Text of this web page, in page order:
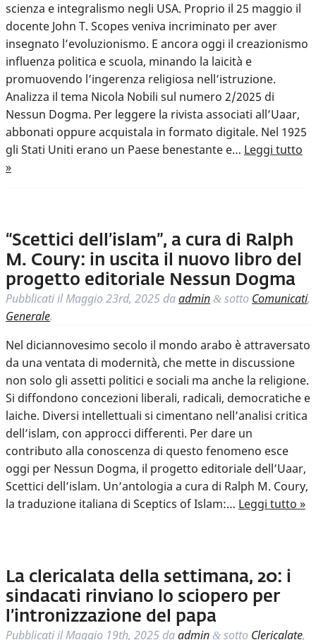
scienza e integralismo negli USA. Proprio il 25 maggio il
docente John T. Scopes veniva incriminato per aver
insegnato l’evoluzionismo. E ancora oggi il creazionismo
influenza politica e scuola, minando la laicità e
promuovendo l’ingerenza religiosa nell’istruzione.
Analizza il tema Nicola Nobili sul numero 2/2025 di
Nessun Dogma. Per leggere la rivista associati all’Uaar,
abbonati oppure acquistala in formato digitale. Nel 1925
gli Stati Uniti erano un Paese benestante e… Leggi tutto
»
“Scettici dell’islam”, a cura di Ralph
M. Coury: in uscita il nuovo libro del
progetto editoriale Nessun Dogma
Pubblicati ilMaggio 23rd, 2025 daadmin & sotto Comunicati,
Generale.
Nel diciannovesimo secolo il mondo arabo è attraversato
da una ventata di modernità, che mette in discussione
non solo gli assetti politici e sociali ma anche la religione.
Si diffondono concezioni liberali, radicali, democratiche e
laiche. Diversi intellettuali si cimentano nell’analisi critica
dell’islam, con approcci differenti. Per dare un
contributo alla conoscenza di questo fenomeno esce
oggi per Nessun Dogma, il progetto editoriale dell’Uaar,
Scettici dell’islam. Un’antologia a cura di Ralph M. Coury,
la traduzione italiana di Sceptics of Islam:… Leggi tutto »
La clericalata della settimana, 20: i
sindacati rinviano lo sciopero per
l’intronizzazione del papa
Pubblicati ilMaggio 19th, 2025 daadmin & sotto Clericalate,